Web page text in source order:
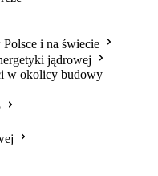
i na świecie
jądrowej
w okolicy budowy